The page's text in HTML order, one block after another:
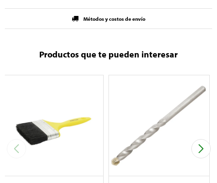
Métodos y costos de envío
Productos que te pueden interesar